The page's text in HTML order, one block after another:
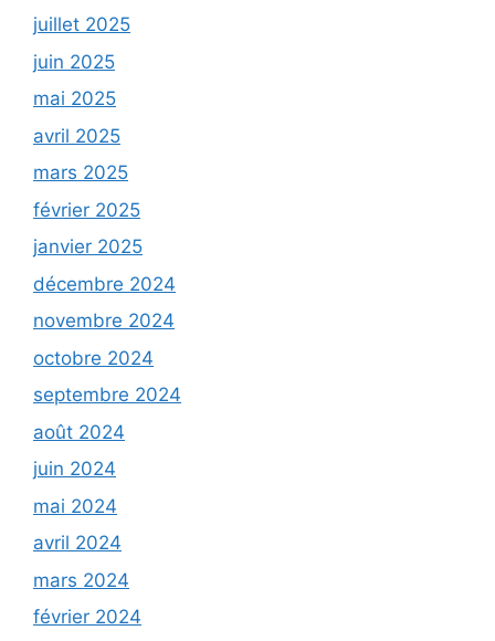
juillet 2025
juin 2025
mai 2025
avril 2025
mars 2025
février 2025
janvier 2025
décembre 2024
novembre 2024
octobre 2024
septembre 2024
août 2024
juin 2024
mai 2024
avril 2024
mars 2024
février 2024